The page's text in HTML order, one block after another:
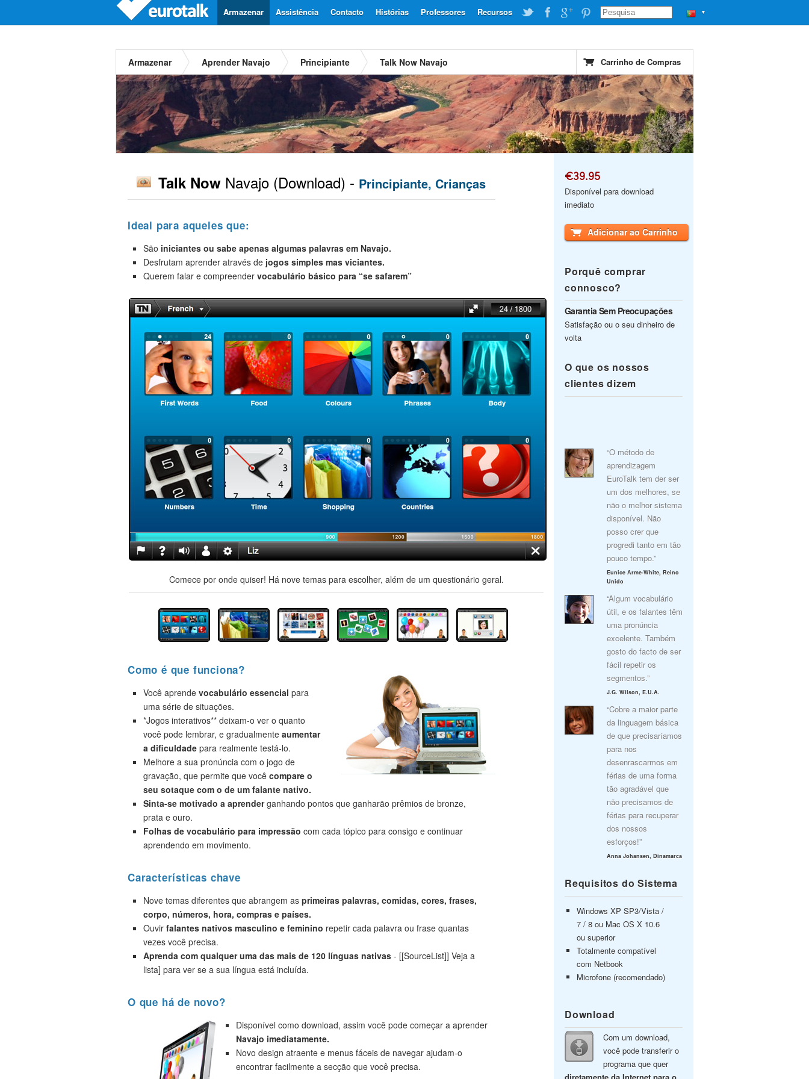
▼
Recursos
Professores
Histórias
Contacto
Assistência
Armazenar
Armazenar Aprender Navajo Principiante Talk Now Navajo Carrinho de Compras
Talk Now Navajo (Download) - Principiante, Crianças
Ideal para aqueles que:
São iniciantes ou sabe apenas algumas palavras em Navajo.
Desfrutam aprender através de jogos simples mas viciantes.
Querem falar e compreender vocabulário básico para “se safarem”
Comece por onde quiser! Há nove temas para escolher, além de um questionário geral.
Como é que funciona?
Você aprende vocabulário essencial para
uma série de situações.
*Jogos interativos** deixam-o ver o quanto
você pode lembrar, e gradualmente aumentar
a dificuldade para realmente testá-lo.
Melhore a sua pronúncia com o jogo de
gravação, que permite que você compare o
seu sotaque com o de um falante nativo.
Sinta-se motivado a aprenderganhando pontos que ganharão prêmios de bronze,
prata e ouro.
Folhas de vocabulário para impressão com cada tópico para consigo e continuar
aprendendo em movimento.
Características chave
Nove temas diferentes que abrangem as primeiras palavras, comidas, cores, frases,
corpo, números, hora, compras e países.
Ouvir falantes nativos masculino e feminino repetir cada palavra ou frase quantas
vezes você precisa.
Aprenda com qualquer uma das mais de 120 línguas nativas - [[SourceList]] Veja a
lista] para ver se a sua língua está incluída.
O que há de novo?
Disponível como download, assim você pode começar a aprender
Navajo imediatamente.
Novo design atraente e menus fáceis de navegar ajudam-o
encontrar facilmente a secção que você precisa.
€39.95
Disponível para download
imediato
Adicionar ao Carrinho
Porquê comprar
connosco?
Garantia Sem Preocupações
Satisfação ou o seu dinheiro de
volta
O que os nossos
clientes dizem
“O método de
aprendizagem
EuroTalk tem der ser
um dos melhores, se
não o melhor sistema
disponível. Não
posso crer que
progredi tanto em tão
pouco tempo.”
Eunice Arme-White, Reino
Unido
“Algum vocabulário
útil, e os falantes têm
uma pronúncia
excelente. Também
gosto do facto de ser
fácil repetir os
segmentos.”
J.G. Wilson, E.U.A.
“Cobre a maior parte
da linguagem básica
de que precisaríamos
para nos
desenrascarmos em
férias de uma forma
tão agradável que
não precisamos de
férias para recuperar
dos nossos
esforços!”
Anna Johansen, Dinamarca
Requisitos do Sistema
Windows XP SP3/Vista /
7 / 8 ou Mac OS X 10.6
ou superior
Totalmente compatível
com Netbook
Microfone (recomendado)
Download
Com um download,
você pode transferir o
programa que quer